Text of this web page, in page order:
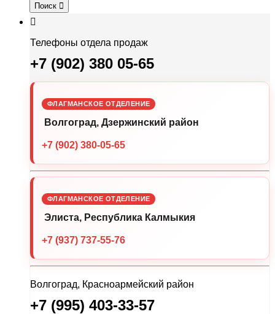
Поиск
Телефоны отдела продаж
+7 (902) 380 05-65
ФЛАГМАНСКОЕ ОТДЕЛЕНИЕ
Волгоград, Дзержинский район
+7 (902) 380-05-65
ФЛАГМАНСКОЕ ОТДЕЛЕНИЕ
Элиста, Республика Калмыкия
+7 (937) 737-55-76
Волгоград, Красноармейский район
+7 (995) 403-33-57